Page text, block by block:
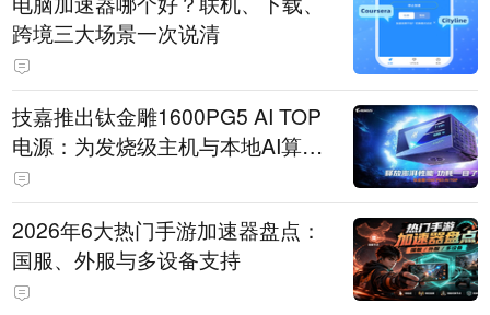
跨境三大场景一次说清
技嘉推出钛金雕1600PG5 AI TOP
电源：为发烧级主机与本地AI算力
打造旗舰供电方案
2026年6大热门手游加速器盘点：
国服、外服与多设备支持